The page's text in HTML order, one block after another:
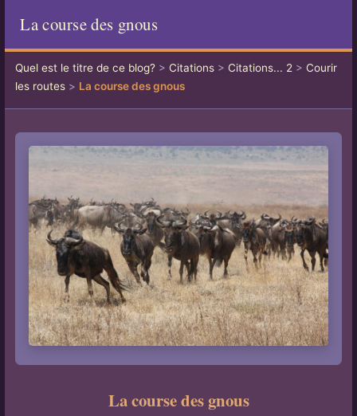
La course des gnous
Quel est le titre de ce blog?> Citations> Citations... 2 > Courir
les routes> La course des gnous
La course des gnous